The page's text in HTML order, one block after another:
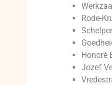
Rode-
Honoré
Jozef